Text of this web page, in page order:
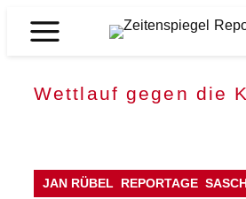
Inhalt
Zeitenspiegel
Wettlauf gegen die
JAN RÜBEL REPORTAGE